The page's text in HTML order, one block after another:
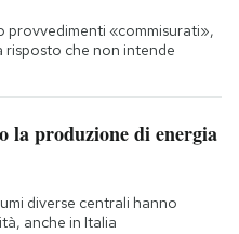
provvedimenti «commisurati»,
risposto che non intende
la produzione di energia
diverse centrali hanno
anche in Italia